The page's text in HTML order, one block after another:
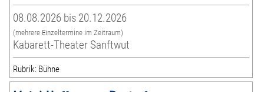
08.08.2026 bis 20.12.2026
(mehrere Einzeltermine im Zeitraum)
Kabarett-Theater Sanftwut
Rubrik: Bühne